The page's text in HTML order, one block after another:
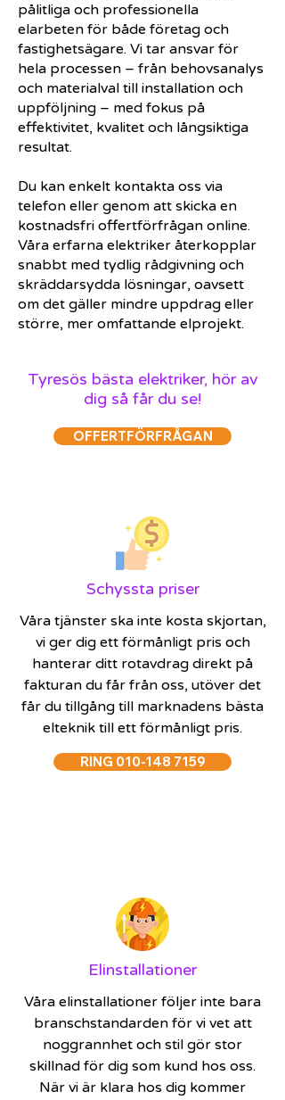
pålitliga och professionella
elarbeten för både företag och
fastighetsägare. Vi tar ansvar för
hela processen – från behovsanalys
och materialval till installation och
uppföljning – med fokus på
effektivitet, kvalitet och långsiktiga
resultat.
Du kan enkelt kontakta oss via
telefon eller genom att skicka en
kostnadsfri offertförfrågan online.
Våra erfarna elektriker återkopplar
snabbt med tydlig rådgivning och
skräddarsydda lösningar, oavsett
om det gäller mindre uppdrag eller
större, mer omfattande elprojekt.
Tyresös bästa elektriker, hör av
dig så får du se!
OFFERTFÖRFRÅGAN
Schyssta priser
Våra tjänster ska inte kosta skjortan,
vi ger dig ett förmånligt pris och
hanterar ditt rotavdrag direkt på
fakturan du får från oss, utöver det
får du tillgång till marknadens bästa
elteknik till ett förmånligt pris.
RING 010-148 7159
Elinstallationer
Våra elinstallationer följer inte bara
branschstandarden för vi vet att
noggrannhet och stil gör stor
skillnad för dig som kund hos oss.
När vi är klara hos dig kommer